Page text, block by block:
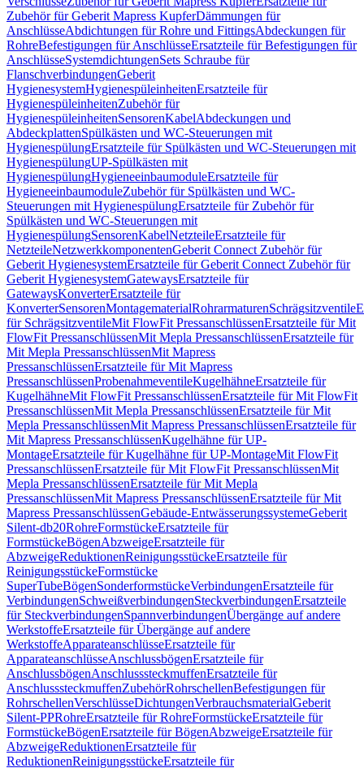
Zubehör für Geberit Mapress KupferDämmungen für
AnschlüsseAbdichtungen für Rohre und FittingsAbdeckungen für
RohreBefestigungen für AnschlüsseErsatzteile für Befestigungen für
AnschlüsseSystemdichtungenSets Schraube für
FlanschverbindungenGeberit
HygienesystemHygienespüleinheitenErsatzteile für
HygienespüleinheitenZubehör für
HygienespüleinheitenSensorenKabelAbdeckungen und
AbdeckplattenSpülkästen und WC-Steuerungen mit
HygienespülungErsatzteile für Spülkästen und WC-Steuerungen mit
HygienespülungUP-Spülkästen mit
HygienespülungHygieneeinbaumoduleErsatzteile für
HygieneeinbaumoduleZubehör für Spülkästen und WC-
Steuerungen mit HygienespülungErsatzteile für Zubehör für
Spülkästen und WC-Steuerungen mit
HygienespülungSensorenKabelNetzteileErsatzteile für
NetzteileNetzwerkkomponentenGeberit Connect Zubehör für
Geberit HygienesystemErsatzteile für Geberit Connect Zubehör für
Geberit HygienesystemGatewaysErsatzteile für
GatewaysKonverterErsatzteile für
KonverterSensorenMontagematerialRohrarmaturenSchrägsitzventile
für SchrägsitzventileMit FlowFit PressanschlüssenErsatzteile für Mit
FlowFit PressanschlüssenMit Mepla PressanschlüssenErsatzteile für
Mit Mepla PressanschlüssenMit Mapress
PressanschlüssenErsatzteile für Mit Mapress
PressanschlüssenProbenahmeventileKugelhähneErsatzteile für
KugelhähneMit FlowFit PressanschlüssenErsatzteile für Mit FlowFit
PressanschlüssenMit Mepla PressanschlüssenErsatzteile für Mit
Mepla PressanschlüssenMit Mapress PressanschlüssenErsatzteile für
Mit Mapress PressanschlüssenKugelhähne für UP-
MontageErsatzteile für Kugelhähne für UP-MontageMit FlowFit
PressanschlüssenErsatzteile für Mit FlowFit PressanschlüssenMit
Mepla PressanschlüssenErsatzteile für Mit Mepla
PressanschlüssenMit Mapress PressanschlüssenErsatzteile für Mit
Mapress PressanschlüssenGebäude-EntwässerungssystemeGeberit
Silent-db20RohreFormstückeErsatzteile für
FormstückeBögenAbzweigeErsatzteile für
AbzweigeReduktionenReinigungsstückeErsatzteile für
ReinigungsstückeFormstücke
SuperTubeBögenSonderformstückeVerbindungenErsatzteile für
VerbindungenSchweißverbindungenSteckverbindungenErsatzteile
für SteckverbindungenSpannverbindungenÜbergänge auf andere
WerkstoffeErsatzteile für Übergänge auf andere
WerkstoffeApparateanschlüsseErsatzteile für
ApparateanschlüsseAnschlussbögenErsatzteile für
AnschlussbögenAnschlusssteckmuffenErsatzteile für
AnschlusssteckmuffenZubehörRohrschellenBefestigungen für
RohrschellenVerschlüsseDichtungenVerbrauchsmaterialGeberit
Silent-PPRohreErsatzteile für RohreFormstückeErsatzteile für
FormstückeBögenErsatzteile für BögenAbzweigeErsatzteile für
AbzweigeReduktionenErsatzteile für
ReduktionenReinigungsstückeErsatzteile für